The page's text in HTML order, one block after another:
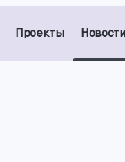
Проекты Новости